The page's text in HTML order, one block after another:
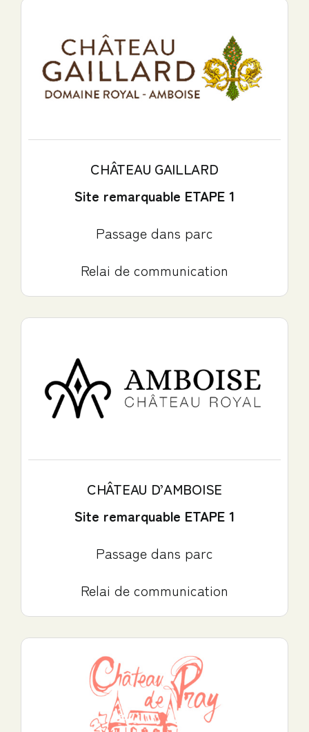
CHÂTEAU GAILLARD
Site remarquable ETAPE 1
Passage dans parc
Relai de communication
CHÂTEAU D’AMBOISE
Site remarquable ETAPE 1
Passage dans parc
Relai de communication